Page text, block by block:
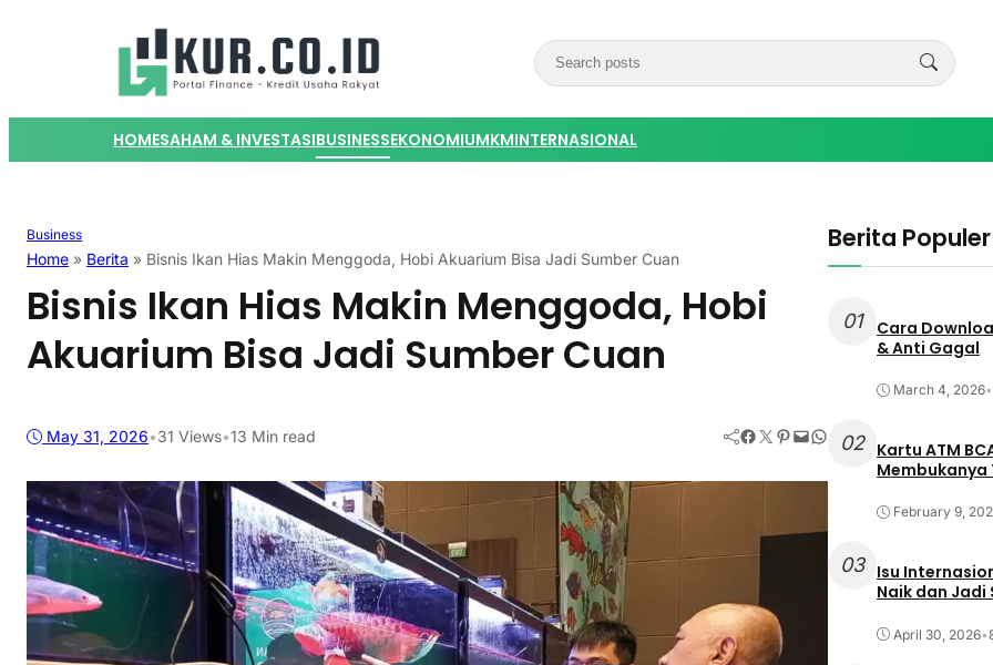
HOMESAHAM & INVESTASIBUSINESSEKONOMIUMKMINTERNASIONAL
Business
Home » Berita » Bisnis Ikan Hias Makin Menggoda, Hobi Akuarium Bisa Jadi Sumber Cuan
Bisnis Ikan Hias Makin Menggoda, Hobi
Akuarium Bisa Jadi Sumber Cuan
May 31, 2026•31 Views•13 Min read Facebook Twitter Pinterest Mail WhatsApp
Berita Populer
01
Cara
& Anti Gagal
March 4, 2026•
02
Kartu ATM
Membukanya
February 9,
03
Isu
Naik dan Jadi
April 30, 2026•